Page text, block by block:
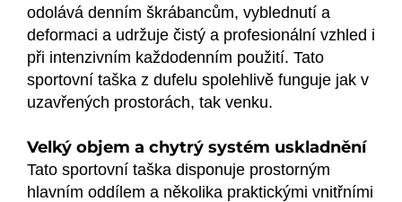
odolává denním škrábancům, vyblednutí a
deformaci a udržuje čistý a profesionální vzhled i
při intenzivním každodenním použití. Tato
sportovní taška z dufelu spolehlivě funguje jak v
uzavřených prostorách, tak venku.
Velký objem a chytrý systém uskladnění
Tato sportovní taška disponuje prostorným
hlavním oddílem a několika praktickými vnitřními